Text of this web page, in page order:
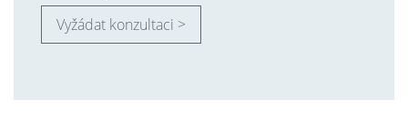
Vyžádat konzultaci >